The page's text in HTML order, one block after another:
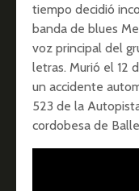
tiempo decidió
banda de blues
voz principal del
letras. Murió el 12
un accidente
523 de la
cordobesa de